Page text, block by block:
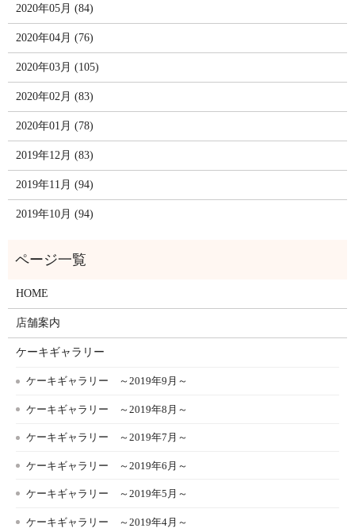
2020年05月 (84)
2020年04月 (76)
2020年03月 (105)
2020年02月 (83)
2020年01月 (78)
2019年12月 (83)
2019年11月 (94)
2019年10月 (94)
HOME
店舗案内
ケーキギャラリー
ケーキギャラリー ～2019年9月～
ケーキギャラリー ～2019年8月～
ケーキギャラリー ～2019年7月～
ケーキギャラリー ～2019年6月～
ケーキギャラリー ～2019年5月～
ケーキギャラリー ～2019年4月～